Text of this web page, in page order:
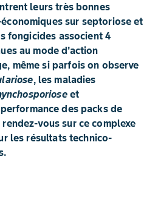
leurs très bonnes
sur septoriose et
fongicides associent 4
au mode d'action
même si parfois on observe
, les maladies
et
des packs de
vous sur ce complexe
les résultats technico-